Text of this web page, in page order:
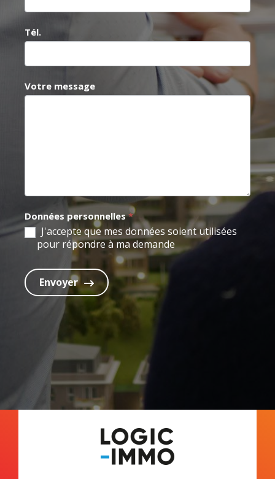
Tél.
Votre message
Données personnelles*
J'accepte que mes données soient utilisées
pour répondre à ma demande
Envoyer